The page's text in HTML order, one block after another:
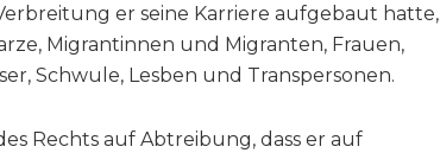
er seine Karriere aufgebaut hatte,
Migrantinnen und Migranten, Frauen,
Schwule, Lesben und Transpersonen.
Rechts auf Abtreibung, dass er auf